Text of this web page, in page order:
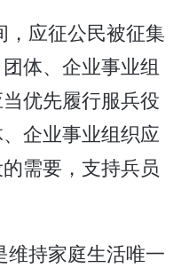
应征公民被征集
体、企业事业组
优先履行服兵役
企业事业组织应
需要，支持兵员
持家庭生活唯一